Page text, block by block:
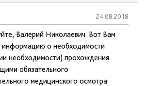
24.08.2018
Валерий Николаевич. Вот Вам
информацию о необходимости
необходимости) прохождения
обязательного
медицинского осмотра: